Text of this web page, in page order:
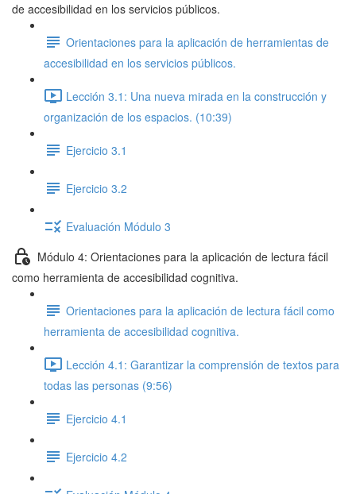
de accesibilidad en los servicios públicos.
Orientaciones para la aplicación de herramientas de
accesibilidad en los servicios públicos.
Lección 3.1: Una nueva mirada en la construcción y
organización de los espacios. (10:39)
Ejercicio 3.1
Ejercicio 3.2
Evaluación Módulo 3
Módulo 4: Orientaciones para la aplicación de lectura fácil
como herramienta de accesibilidad cognitiva.
Orientaciones para la aplicación de lectura fácil como
herramienta de accesibilidad cognitiva.
Lección 4.1: Garantizar la comprensión de textos para
todas las personas (9:56)
Ejercicio 4.1
Ejercicio 4.2